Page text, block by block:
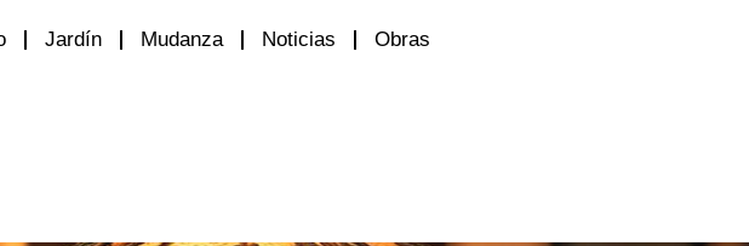
Jardín Mudanza Noticias Obras